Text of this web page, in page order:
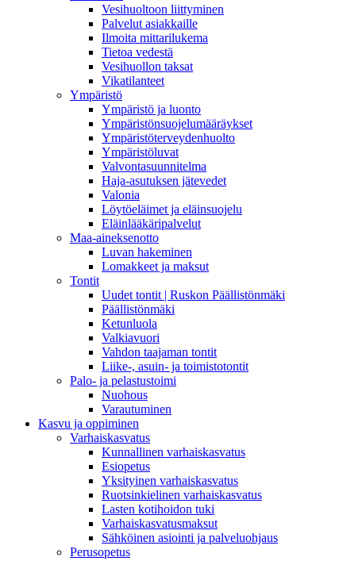
Vesihuoltoon liittyminen
Palvelut asiakkaille
Ilmoita mittarilukema
Tietoa vedestä
Vesihuollon taksat
Vikatilanteet
Ympäristö
Ympäristö ja luonto
Ympäristönsuojelumääräykset
Ympäristöterveydenhuolto
Ympäristöluvat
Valvontasuunnitelma
Haja-asutuksen jätevedet
Valonia
Löytöeläimet ja eläinsuojelu
Eläinlääkäripalvelut
Maa-aineksenotto
Luvan hakeminen
Lomakkeet ja maksut
Tontit
Uudet tontit | Ruskon Päällistönmäki
Päällistönmäki
Ketunluola
Valkiavuori
Vahdon taajaman tontit
Liike-, asuin- ja toimistotontit
Palo- ja pelastustoimi
Nuohous
Varautuminen
Kasvu ja oppiminen
Varhaiskasvatus
Kunnallinen varhaiskasvatus
Esiopetus
Yksityinen varhaiskasvatus
Ruotsinkielinen varhaiskasvatus
Lasten kotihoidon tuki
Varhaiskasvatusmaksut
Sähköinen asiointi ja palveluohjaus
Perusopetus